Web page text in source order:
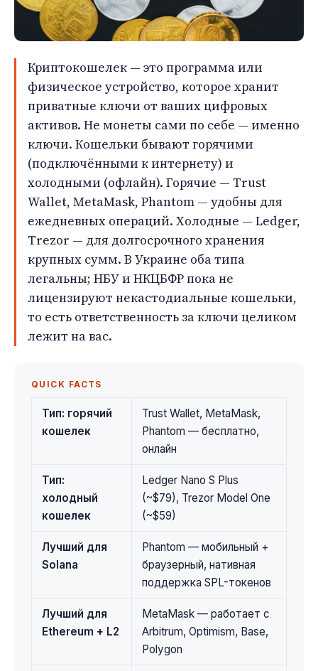
Криптокошелек — это программа или
физическое устройство, которое хранит
приватные ключи от ваших цифровых
активов. Не монеты сами по себе — именно
ключи. Кошельки бывают горячими
(подключёнными к интернету) и
холодными (офлайн). Горячие — Trust
Wallet, MetaMask, Phantom — удобны для
ежедневных операций. Холодные — Ledger,
Trezor — для долгосрочного хранения
крупных сумм. В Украине оба типа
легальны; НБУ и НКЦБФР пока не
лицензируют некастодиальные кошельки,
то есть ответственность за ключи целиком
лежит на вас.
QUICK FACTS
Тип: горячий
кошелек
Trust Wallet, MetaMask,
Phantom — бесплатно,
онлайн
Тип:
холодный
кошелек
Ledger Nano S Plus
(~$79), Trezor Model One
(~$59)
Лучший для
Solana
Phantom — мобильный +
браузерный, нативная
поддержка SPL-токенов
Лучший для
Ethereum + L2
MetaMask — работает с
Arbitrum, Optimism, Base,
Polygon